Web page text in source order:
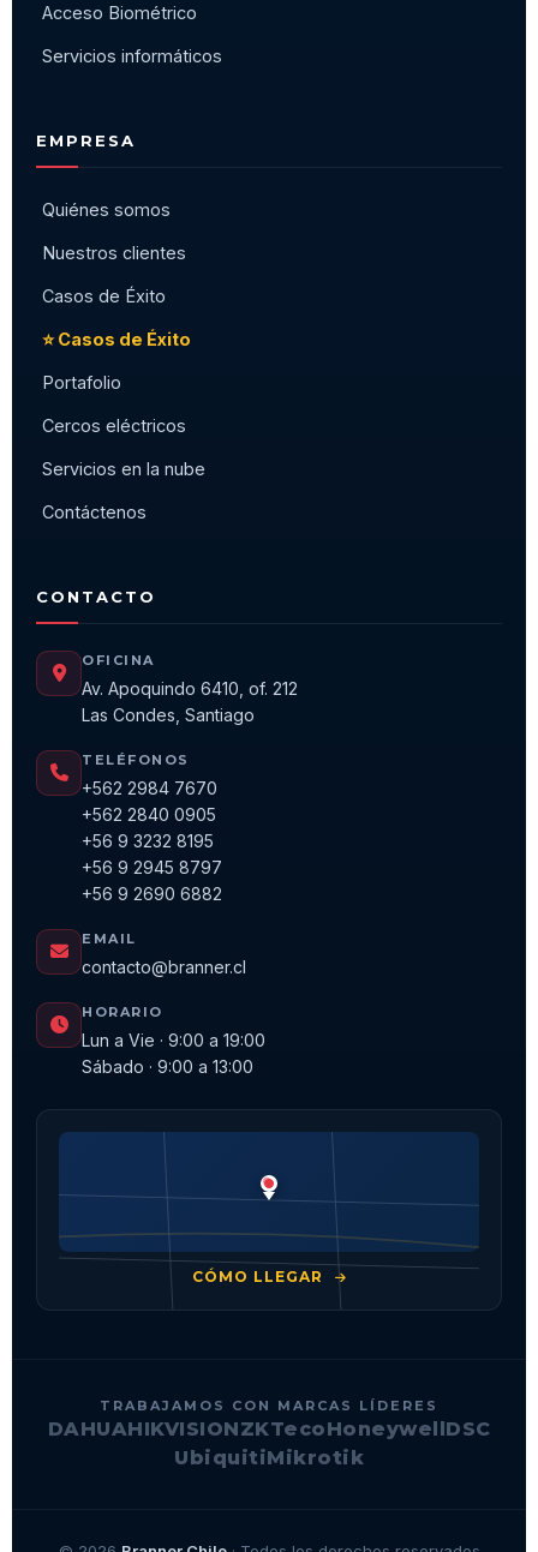
Acceso Biométrico
Servicios informáticos
EMPRESA
Quiénes somos
Nuestros clientes
Casos de Éxito
⭐ Casos de Éxito
Portafolio
Cercos eléctricos
Servicios en la nube
Contáctenos
CONTACTO
OFICINA
Av. Apoquindo 6410, of. 212
Las Condes, Santiago
TELÉFONOS
+562 2984 7670
+562 2840 0905
+56 9 3232 8195
+56 9 2945 8797
+56 9 2690 6882
EMAIL
contacto@branner.cl
HORARIO
Lun a Vie · 9:00 a 19:00
Sábado · 9:00 a 13:00
CÓMO LLEGAR
TRABAJAMOS CON MARCAS LÍDERES
DAHUAHIKVISIONZKTecoHoneywellDSC
UbiquitiMikrotik